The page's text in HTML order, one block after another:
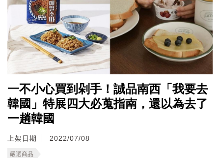
一不小心買到剁手！誠品南西「我要去
韓國」特展四大必蒐指南，還以為去了
一趟韓國
上架日期 2022/07/08
嚴選商品